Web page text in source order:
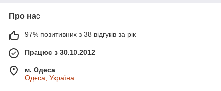
Про нас
97% позитивних з 38 відгуків за рік
Працює з 30.10.2012
м. Одеса
Одеса, Україна